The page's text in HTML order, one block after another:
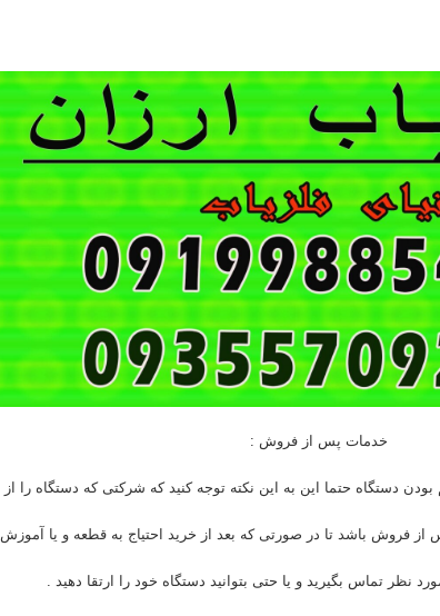
خدمات پس از فروش :
دستگاه حتما این به این نکته توجه کنید که شرکتی که دستگاه را از
از فروش باشد تا در صورتی که بعد از خرید احتیاج به قطعه و یا آموزش
نظر تماس بگیرید و یا حتی بتوانید دستگاه خود را ارتقا دهید .